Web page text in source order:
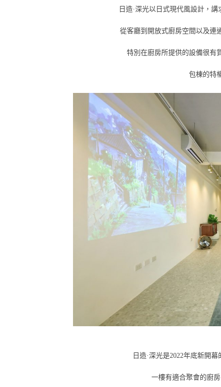
日造·深光以日式現代風設計，
從客廳到開放式廚房空間以及連
特別在廚房所提供的設備很有
包棟的特
日造·深光是2022年底新開
一樓有適合聚會的廚